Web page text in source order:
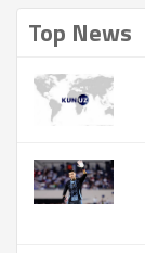
Top News